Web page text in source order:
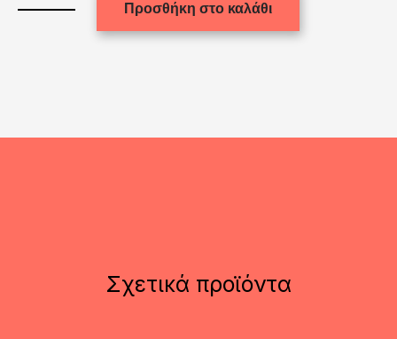
COVER
Προσθήκη στο καλάθι
Σχετικά προϊόντα